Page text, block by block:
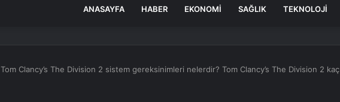
ANASAYFA HABER EKONOMI SAĞLIK TEKNOLOJI
Tom Clancy’s The Division 2 sistem gereksinimleri nelerdir? Tom Clancy’s The Division 2 kaç